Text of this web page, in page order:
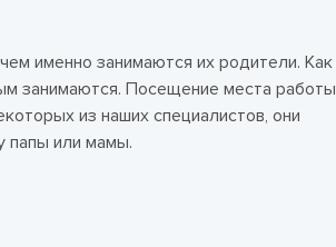
именно занимаются их родители. Как
занимаются. Посещение места работы
из наших специалистов, они
папы или мамы.